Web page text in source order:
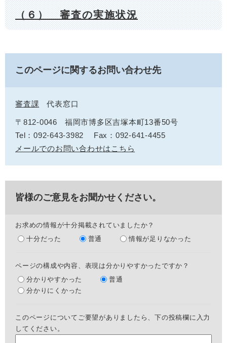
（６） 審査の実施状況
このページに関するお問い合わせ先
審査課 代表窓口
〒812-0046
福岡市博多区吉塚本町13番50号
Tel：092-643-3982
Fax：092-641-4455
メールでのお問い合わせはこちら
皆様のご意見をお聞かせください。
お求めの情報が十分掲載されていましたか？
十分だった
普通 情報が足りなかった
ページの構成や内容、表現は分かりやすかったですか？
分かりやすかった
普通
分かりにくかった
このページについてご要望がありましたら、下の投稿欄に入力
してください。